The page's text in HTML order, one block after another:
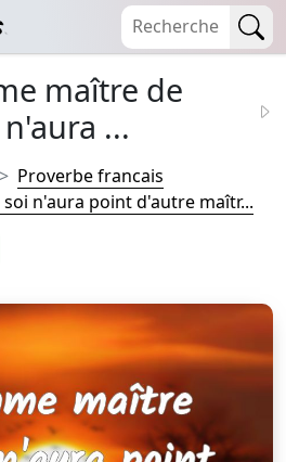
maître de
...
Proverbe francais
n'aura point d'autre maîtr...